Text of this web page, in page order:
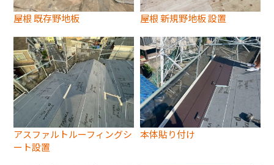
屋根 既存野地板 屋根 新規野地板 設置
アスファルトルーフィングシ
ート設置
本体貼り付け